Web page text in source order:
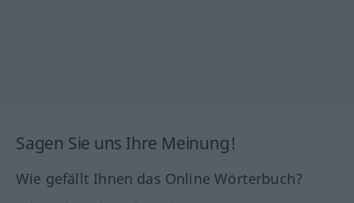
Sagen Sie uns Ihre Meinung!
Wie gefällt Ihnen das Online Wörterbuch?